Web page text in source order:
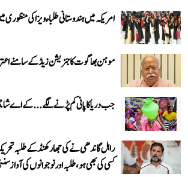
امریکہ میں ہندوستانی طلباء ویزا کی منظوری میں 62 فیصد کی
موہن بھاگوت کا جنریشن زیڈ کے سامنے
جب دریا کا پانی کم پڑنے لگے...کے اے
راہل گاندھی نے کی جھارکھنڈ کے طلبہ
کسی کی بھی ہو، طلبہ اور نوجوانوں کی آواز